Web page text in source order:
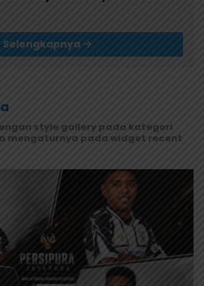
Selengkapnya
style gallery pada kategori
mengaturnya pada widget recent